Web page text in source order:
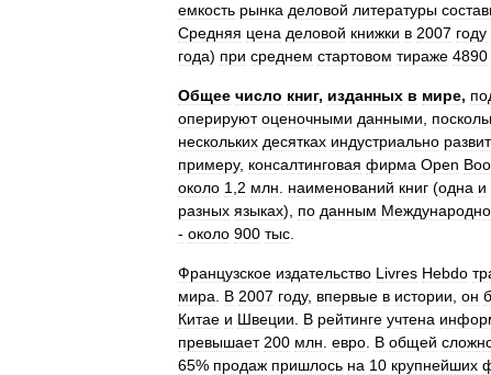
емкость рынка деловой литературы
Средняя цена деловой книжки в 2007 году
года) при среднем стартовом тираже 4890
Общее число книг, изданных в мире,
оперируют оценочными данными
нескольких десятках индустриально
примеру, консалтинговая фирма Open
около 1 2 млн наименований книг (одна и
разных языках), по данным
‑ около 900 тыс
Французское издательство Livres Hebdo
мира
В 2007 году, впервые в истории он
Китае и Швеции В рейтинге учтена
превышает 200 млн евро В общей
65% продаж пришлось на 10 крупнейших